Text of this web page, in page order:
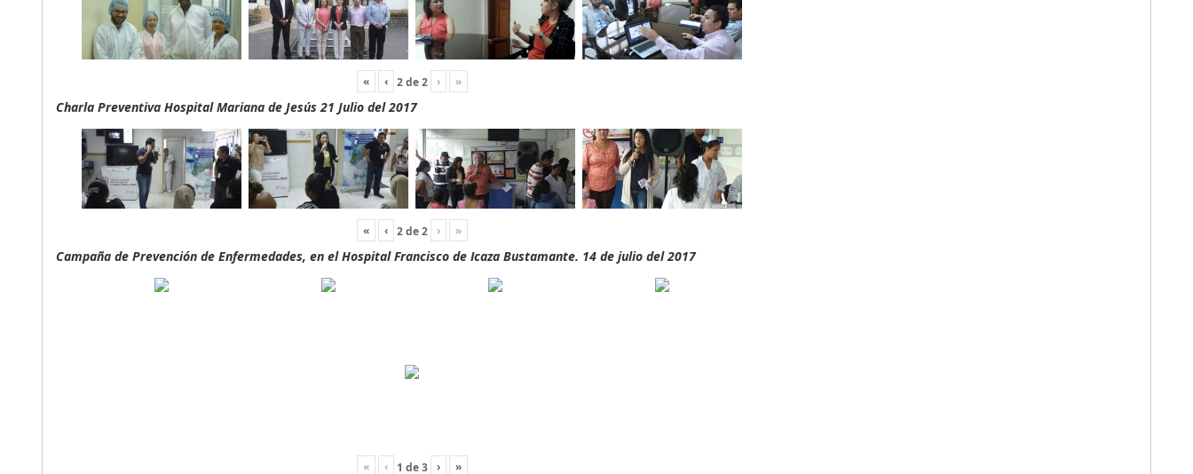
« ‹ 2de2 › »
Charla Preventiva Hospital Mariana de Jesús 21 Julio del 2017
« ‹ 2de2 › »
Campaña de Prevención de Enfermedades, en el Hospital Francisco de Icaza Bustamante. 14 de julio del 2017
« ‹ 1 de3 › »